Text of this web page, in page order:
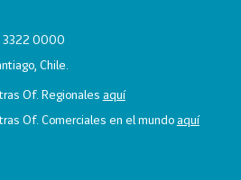
3322 0000
Chile.
Of. Regionales aquí
Of. Comerciales en el mundoaquí